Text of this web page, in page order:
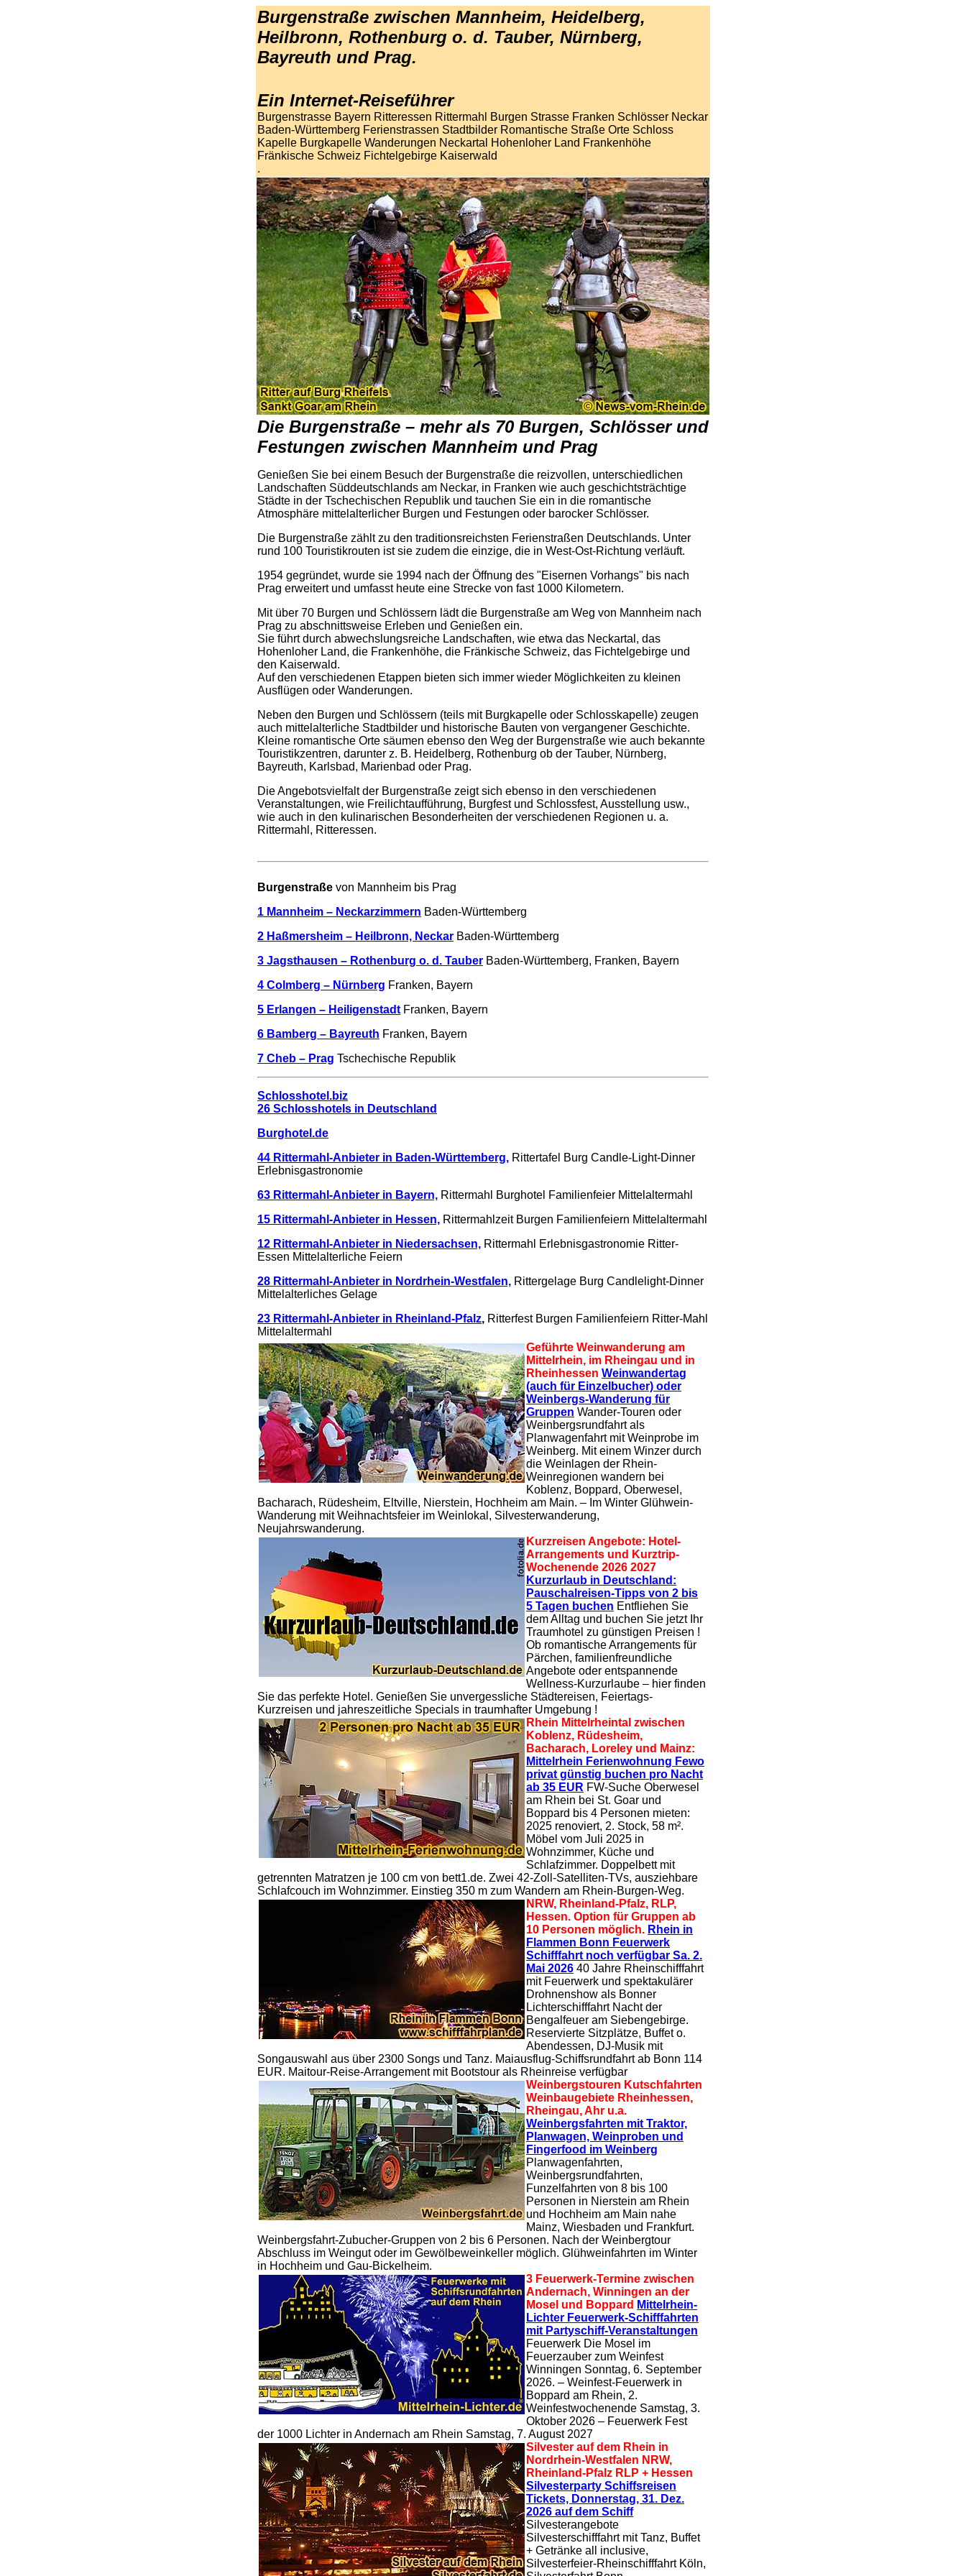
Burgenstraße zwischen Mannheim, Heidelberg,
Heilbronn, Rothenburg o. d. Tauber, Nürnberg,
Bayreuth und Prag.
Ein Internet-Reiseführer
Burgenstrasse Bayern Ritteressen Rittermahl Burgen Strasse Franken Schlösser Neckar
Baden-Württemberg Ferienstrassen Stadtbilder Romantische Straße Orte Schloss
Kapelle Burgkapelle Wanderungen Neckartal Hohenloher Land Frankenhöhe
Fränkische Schweiz Fichtelgebirge Kaiserwald
.
Die Burgenstraße – mehr als 70 Burgen, Schlösser und
Festungen zwischen Mannheim und Prag
Genießen Sie bei einem Besuch der Burgenstraße die reizvollen, unterschiedlichen
Landschaften Süddeutschlands am Neckar, in Franken wie auch geschichtsträchtige
Städte in der Tschechischen Republik und tauchen Sie ein in die romantische
Atmosphäre mittelalterlicher Burgen und Festungen oder barocker Schlösser.
Die Burgenstraße zählt zu den traditionsreichsten Ferienstraßen Deutschlands. Unter
rund 100 Touristikrouten ist sie zudem die einzige, die in West-Ost-Richtung verläuft.
1954 gegründet, wurde sie 1994 nach der Öffnung des "Eisernen Vorhangs" bis nach
Prag erweitert und umfasst heute eine Strecke von fast 1000 Kilometern.
Mit über 70 Burgen und Schlössern lädt die Burgenstraße am Weg von Mannheim nach
Prag zu abschnittsweise Erleben und Genießen ein.
Sie führt durch abwechslungsreiche Landschaften, wie etwa das Neckartal, das
Hohenloher Land, die Frankenhöhe, die Fränkische Schweiz, das Fichtelgebirge und
den Kaiserwald.
Auf den verschiedenen Etappen bieten sich immer wieder Möglichkeiten zu kleinen
Ausflügen oder Wanderungen.
Neben den Burgen und Schlössern (teils mit Burgkapelle oder Schlosskapelle) zeugen
auch mittelalterliche Stadtbilder und historische Bauten von vergangener Geschichte.
Kleine romantische Orte säumen ebenso den Weg der Burgenstraße wie auch bekannte
Touristikzentren, darunter z. B. Heidelberg, Rothenburg ob der Tauber, Nürnberg,
Bayreuth, Karlsbad, Marienbad oder Prag.
Die Angebotsvielfalt der Burgenstraße zeigt sich ebenso in den verschiedenen
Veranstaltungen, wie Freilichtaufführung, Burgfest und Schlossfest, Ausstellung usw.,
wie auch in den kulinarischen Besonderheiten der verschiedenen Regionen u. a.
Rittermahl, Ritteressen.
Burgenstraße von Mannheim bis Prag
1 Mannheim – Neckarzimmern Baden-Württemberg
2 Haßmersheim – Heilbronn, Neckar Baden-Württemberg
3 Jagsthausen – Rothenburg o. d. Tauber Baden-Württemberg, Franken, Bayern
4 Colmberg – Nürnberg Franken, Bayern
5 Erlangen – Heiligenstadt Franken, Bayern
6 Bamberg – Bayreuth Franken, Bayern
7 Cheb – Prag Tschechische Republik
Schlosshotel.biz
26 Schlosshotels in Deutschland
Burghotel.de
44 Rittermahl-Anbieter in Baden-Württemberg, Rittertafel Burg Candle-Light-Dinner
Erlebnisgastronomie
63 Rittermahl-Anbieter in Bayern, Rittermahl Burghotel Familienfeier Mittelaltermahl
15 Rittermahl-Anbieter in Hessen, Rittermahlzeit Burgen Familienfeiern Mittelaltermahl
12 Rittermahl-Anbieter in Niedersachsen, Rittermahl Erlebnisgastronomie Ritter-
Essen Mittelalterliche Feiern
28 Rittermahl-Anbieter in Nordrhein-Westfalen, Rittergelage Burg Candlelight-Dinner
Mittelalterliches Gelage
23 Rittermahl-Anbieter in Rheinland-Pfalz, Ritterfest Burgen Familienfeiern Ritter-Mahl
Mittelaltermahl
Geführte Weinwanderung am
Mittelrhein, im Rheingau und in
Rheinhessen Weinwandertag
(auch für Einzelbucher) oder
Weinbergs-Wanderung für
Gruppen Wander-Touren oder
Weinbergsrundfahrt als
Planwagenfahrt mit Weinprobe im
Weinberg. Mit einem Winzer durch
die Weinlagen der Rhein-
Weinregionen wandern bei
Koblenz, Boppard, Oberwesel,
Bacharach, Rüdesheim, Eltville, Nierstein, Hochheim am Main. – Im Winter Glühwein-
Wanderung mit Weihnachtsfeier im Weinlokal, Silvesterwanderung,
Neujahrswanderung.
Kurzreisen Angebote: Hotel-
Arrangements und Kurztrip-
Wochenende 2026 2027
Kurzurlaub in Deutschland:
Pauschalreisen-Tipps von 2 bis
5 Tagen buchen Entfliehen Sie
dem Alltag und buchen Sie jetzt Ihr
Traumhotel zu günstigen Preisen !
Ob romantische Arrangements für
Pärchen, familienfreundliche
Angebote oder entspannende
Wellness-Kurzurlaube – hier finden
Sie das perfekte Hotel. Genießen Sie unvergessliche Städtereisen, Feiertags-
Kurzreisen und jahreszeitliche Specials in traumhafter Umgebung !
Rhein Mittelrheintal zwischen
Koblenz, Rüdesheim,
Bacharach, Loreley und Mainz:
Mittelrhein Ferienwohnung Fewo
privat günstig buchen pro Nacht
ab 35 EUR FW-Suche Oberwesel
am Rhein bei St. Goar und
Boppard bis 4 Personen mieten:
2025 renoviert, 2. Stock, 58 m².
Möbel vom Juli 2025 in
Wohnzimmer, Küche und
Schlafzimmer. Doppelbett mit
getrennten Matratzen je 100 cm von bett1.de. Zwei 42-Zoll-Satelliten-TVs, ausziehbare
Schlafcouch im Wohnzimmer. Einstieg 350 m zum Wandern am Rhein-Burgen-Weg.
NRW, Rheinland-Pfalz, RLP,
Hessen. Option für Gruppen ab
10 Personen möglich. Rhein in
Flammen Bonn Feuerwerk
Schifffahrt noch verfügbar Sa. 2.
Mai 2026 40 Jahre Rheinschifffahrt
mit Feuerwerk und spektakulärer
Drohnenshow als Bonner
Lichterschifffahrt Nacht der
Bengalfeuer am Siebengebirge.
Reservierte Sitzplätze, Buffet o.
Abendessen, DJ-Musik mit
Songauswahl aus über 2300 Songs und Tanz. Maiausflug-Schiffsrundfahrt ab Bonn 114
EUR. Maitour-Reise-Arrangement mit Bootstour als Rheinreise verfügbar
Weinbergstouren Kutschfahrten
Weinbaugebiete Rheinhessen,
Rheingau, Ahr u.a.
Weinbergsfahrten mit Traktor,
Planwagen, Weinproben und
Fingerfood im Weinberg
Planwagenfahrten,
Weinbergsrundfahrten,
Funzelfahrten von 8 bis 100
Personen in Nierstein am Rhein
und Hochheim am Main nahe
Mainz, Wiesbaden und Frankfurt.
Weinbergsfahrt-Zubucher-Gruppen von 2 bis 6 Personen. Nach der Weinbergtour
Abschluss im Weingut oder im Gewölbeweinkeller möglich. Glühweinfahrten im Winter
in Hochheim und Gau-Bickelheim.
3 Feuerwerk-Termine zwischen
Andernach, Winningen an der
Mosel und Boppard Mittelrhein-
Lichter Feuerwerk-Schifffahrten
mit Partyschiff-Veranstaltungen
Feuerwerk Die Mosel im
Feuerzauber zum Weinfest
Winningen Sonntag, 6. September
2026. – Weinfest-Feuerwerk in
Boppard am Rhein, 2.
Weinfestwochenende Samstag, 3.
Oktober 2026 – Feuerwerk Fest
der 1000 Lichter in Andernach am Rhein Samstag, 7. August 2027
Silvester auf dem Rhein in
Nordrhein-Westfalen NRW,
Rheinland-Pfalz RLP + Hessen
Silvesterparty Schiffsreisen
Tickets, Donnerstag, 31. Dez.
2026 auf dem Schiff
Silvesterangebote
Silvesterschifffahrt mit Tanz, Buffet
+ Getränke all inclusive,
Silvesterfeier-Rheinschifffahrt Köln,